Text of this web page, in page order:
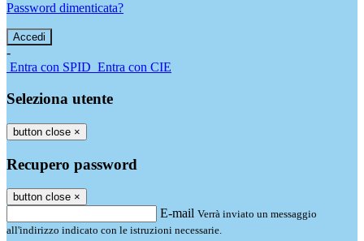
Password dimenticata?
-
Entra con SPID Entra con CIE
Seleziona utente
button close ×
Recupero password
button close ×
E-mail Verrà inviato un messaggio
all'indirizzo indicato con le istruzioni necessarie.